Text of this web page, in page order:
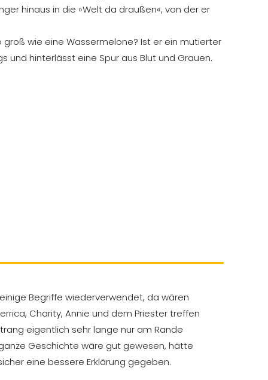
hinaus in die »Welt da draußen«, von der er
wie eine Wassermelone? Ist er ein mutierter
und hinterlässt eine Spur aus Blut und Grauen.
Begriffe wiederverwendet, da wären
Charity, Annie und dem Priester treffen
eigentlich sehr lange nur am Rande
Geschichte wäre gut gewesen, hätte
eine bessere Erklärung gegeben.